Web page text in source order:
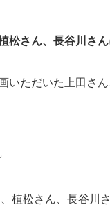
松さん、長谷川さん
いただいた上田さ
植松さん、長谷川